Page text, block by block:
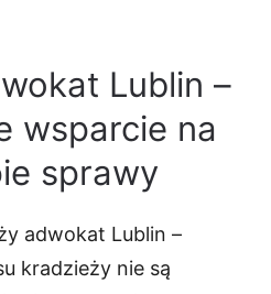
Lublin –
wsparcie na
sprawy
adwokat Lublin –
kradzieży nie są